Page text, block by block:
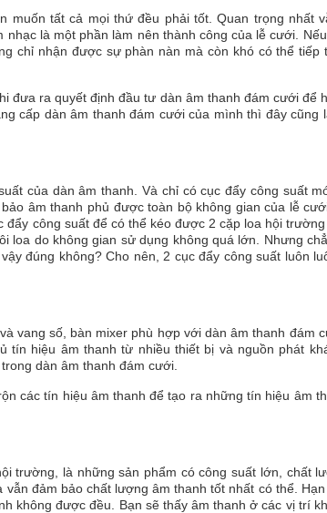
muốn tất cả mọi thứ đều phải tốt. Quan trọng nhất
là một phần làm nên thành công của lễ cưới.
chỉ nhận được sự phàn nàn mà còn khó có thể tiếp
đưa ra quyết định đầu tư dàn âm thanh đám cưới để
cấp dàn âm thanh đám cưới của mình thì đây cũng
của dàn âm thanh. Và chỉ có cục đẩy công suất
âm thanh phủ được toàn bộ không gian của lễ
công suất để có thể kéo được 2 cặp loa hội
loa do không gian sử dụng không quá lớn. Nhưng
đúng không? Cho nên, 2 cục đẩy công suất luôn
vang số, bàn mixer phù hợp với dàn âm thanh đám
hiệu âm thanh từ nhiều thiết bị và nguồn phát
dàn âm thanh đám cưới.
các tín hiệu âm thanh để tạo ra những tín hiệu âm
trường, là những sản phẩm có công suất lớn, chất
đảm bảo chất lượng âm thanh tốt nhất có thể.
không được đều. Bạn sẽ thấy âm thanh ở các vị trí